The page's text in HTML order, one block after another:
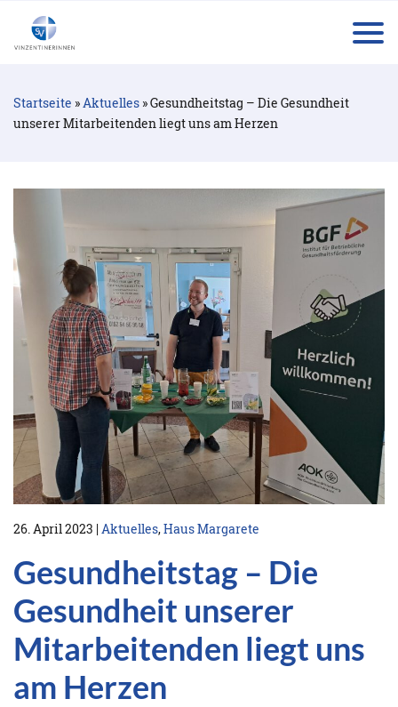
Startseite »Aktuelles »Gesundheitstag – Die Gesundheit
unserer Mitarbeitenden liegt uns am Herzen
26. April 2023 | Aktuelles,Haus Margarete
Gesundheitstag – Die
Gesundheit unserer
Mitarbeitenden liegt uns
am Herzen